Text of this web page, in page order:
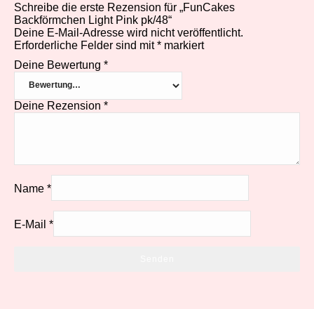
Schreibe die erste Rezension für „FunCakes
Backförmchen Light Pink pk/48“
Deine E-Mail-Adresse wird nicht veröffentlicht.
Erforderliche Felder sind mit* markiert
Deine Bewertung *
Deine Rezension *
Name *
E-Mail *